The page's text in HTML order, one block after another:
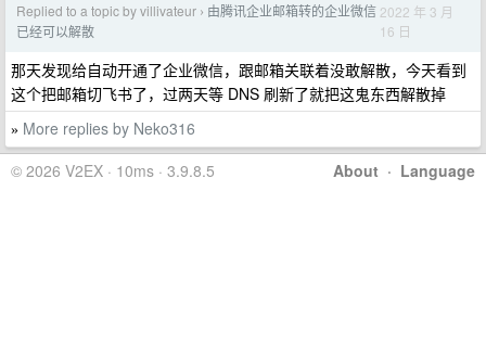
Replied to a topic by villivateur › 由腾讯企业邮箱转的企业微信
已经可以解散
2022 年 3 月
16 日
那天发现给自动开通了企业微信，跟邮箱关联着没敢解散，今天看到
这个把邮箱切飞书了，过两天等 DNS 刷新了就把这鬼东西解散掉
» More replies by Neko316
About · Language
© 2026 V2EX · 10ms · 3.9.8.5